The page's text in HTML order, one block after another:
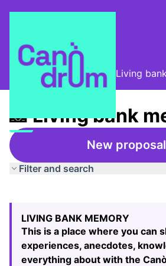
Taula de Memòries / 📸 Living
📸 Living bank
New proposal
Filter and search
−
LIVING BANK MEMORY
This is a place where you can
experiences, anecdotes,
everything about with the